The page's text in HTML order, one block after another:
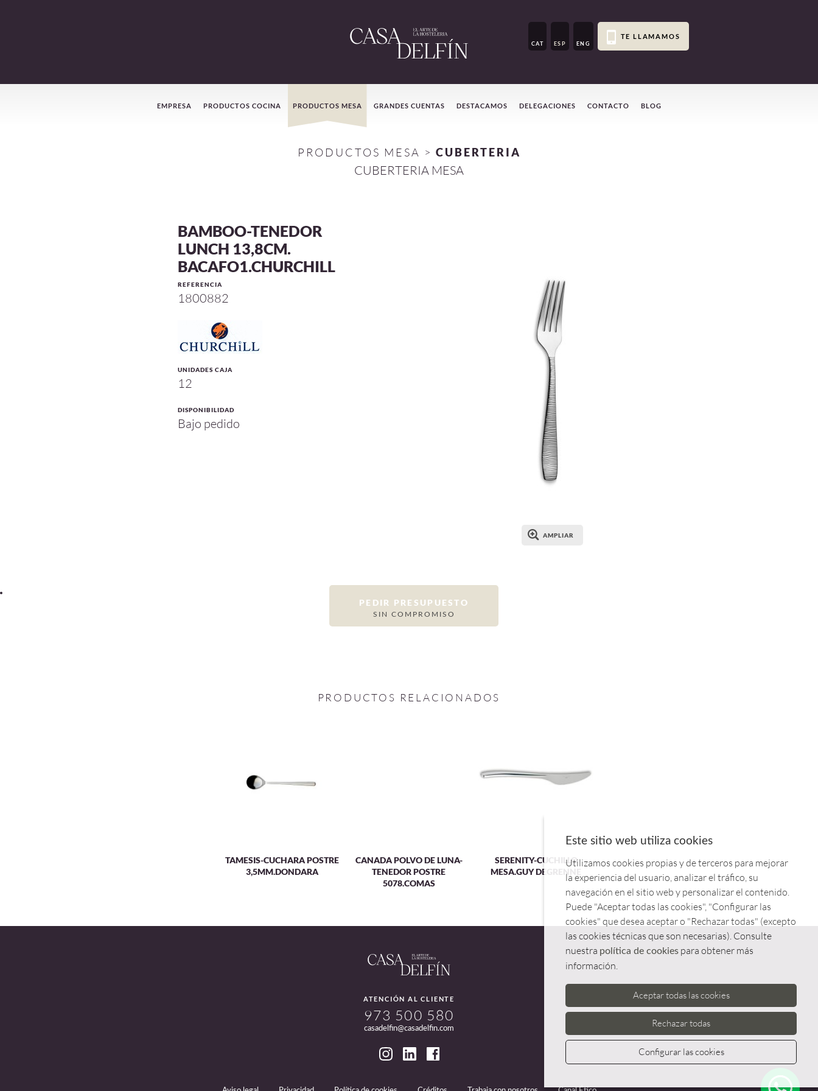
CAT ESP ENG
TE LLAMAMOS
Menú
EMPRESA PRODUCTOS COCINA PRODUCTOS MESA GRANDES CUENTAS DESTACAMOS DELEGACIONES CONTACTO BLOG
PRODUCTOS MESA > CUBERTERIA
CUBERTERIA MESA
BAMBOO-TENEDOR
LUNCH 13,8CM.
BACAFO1.CHURCHILL
REFERENCIA
1800882
UNIDADES CAJA
12
DISPONIBILIDAD
Bajo pedido
AMPLIAR
PEDIR PRESUPUESTO
SIN COMPROMISO
PRODUCTOS RELACIONADOS
TAMESIS-CUCHARA POSTRE
3,5MM.DONDARA
CANADA POLVO DE LUNA-
TENEDOR POSTRE
5078.COMAS
SERENITY-CUCHILLO
MESA.GUY DEGRENNE
ATENCIÓN AL CLIENTE
973 500 580
casadelfin@casadelfin.com
Este sitio web utiliza cookies
Utilizamos cookies propias y de terceros para mejorar
la experiencia del usuario, analizar el tráfico, su
navegación en el sitio web y personalizar el contenido.
Puede "Aceptar todas las cookies", "Configurar las
cookies" que desea aceptar o "Rechazar todas" (excepto
las cookies técnicas que son necesarias). Consulte
nuestra política de cookies para obtener más
información.
Aceptar todas las cookies
Rechazar todas
Configurar las cookies